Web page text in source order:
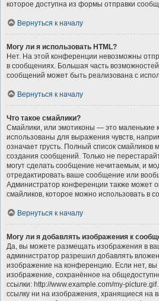
которое доступна из формы отправки
Вернуться к началу
Могу ли я использовать HTML?
Нет. На этой конференции невозможны
в сообщениях. Большая часть
сообщений может быть реализована с
Вернуться к началу
Что такое смайлики?
Смайлики, или эмотиконы — это маленькие
использованы для выражения чувств,
означает грусть. Полный список смайликов
создания сообщений. Только не
могут сделать сообщение нечитаемым, и
отредактировать ваше сообщение или
Администратор конференции также может
смайликов, которое можно использовать в
Вернуться к началу
Могу ли я добавлять изображения к
Да, вы можете размещать изображения в
администратор разрешил добавлять
изображение на конференцию. Если нет, вы
изображение, сохранённое на
ссылки: http://www.example.com/my-
ссылку ни на изображения, хранящиеся на